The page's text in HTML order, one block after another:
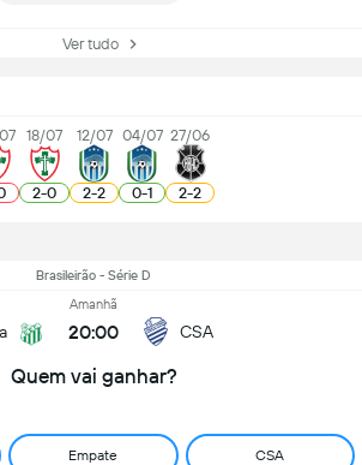
18/07
2-0
12/07
2-2
04/07
0-1
27/06
2-2
Ver tudo
Brasileirão - Série D
Amanhã
20:00 CSA
Quem vai ganhar?
Empate CSA